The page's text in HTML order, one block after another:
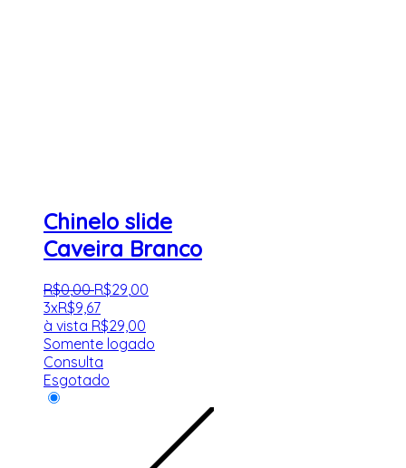
Chinelo slide
Caveira Branco
R$0,00 R$29 00
3xR$9,67
à vista R$29,00
Somente logado
Consulta
Esgotado